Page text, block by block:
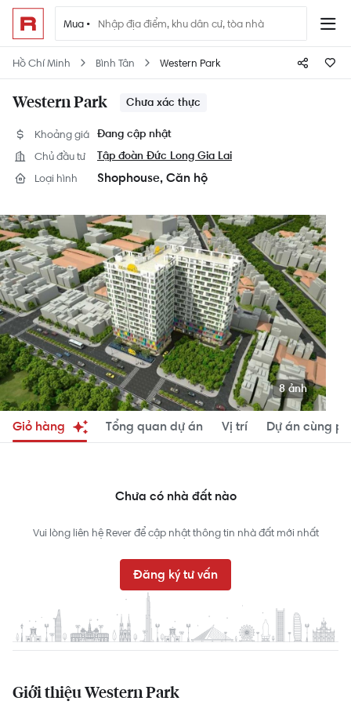
Mua •
Hồ Chí Minh Bình Tân Western Park
Western Park Chưa xác thực
8 ảnh
Khoảng giá Đang cập nhật
Chủ đầu tư Tập đoàn Đức Long Gia Lai
Loại hình Shophouse Căn hộ
Giỏ hàng Tổng quan dự án Vị trí Dự án cùng
Chưa có nhà đất nào
Vui lòng liên hệ Rever để cập nhật thông tin nhà đất mới nhất
Đăng ký tư vấn
Giới thiệu Western Park